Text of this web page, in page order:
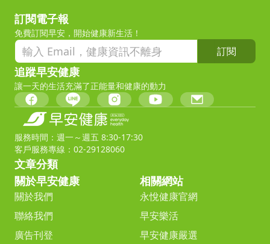
訂閱電子報
免費訂閱早安，開始健康新生活！
訂閱
追蹤早安健康
讓一天的生活充滿了正能量和健康的動力
服務時間：週一～週五 8:30-17:30
客戶服務專線：02-29128060
文章分類
關於早安健康
關於我們
聯絡我們
廣告刊登
相關網站
永悅健康官網
早安樂活
早安健康嚴選